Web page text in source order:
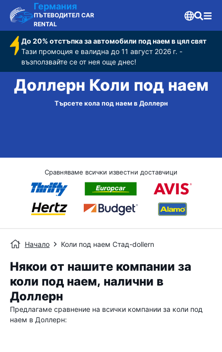
Германия
ПЪТЕВОДИТЕЛ CAR
RENTAL
До 20% отстъпка за автомобили под наем в цял свят
Тази промоция е валидна до 11 август 2026 г. -
възползвайте се от нея още днес!
Доллерн Коли под наем
Търсете кола под наем в Доллерн
Сравняваме всички известни доставчици
Начало Коли под наем Стад-dollern
Някои от нашите компании за
коли под наем, налични в
Доллерн
Предлагаме сравнение на всички компании за коли под
наем в Доллерн: